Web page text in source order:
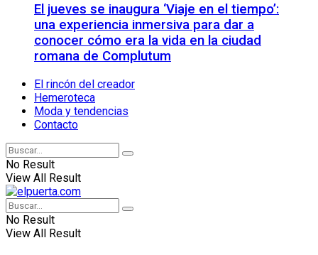
El jueves se inaugura ‘Viaje en el tiempo’:
una experiencia inmersiva para dar a
conocer cómo era la vida en la ciudad
romana de Complutum
El rincón del creador
Hemeroteca
Moda y tendencias
Contacto
No Result
View All Result
No Result
View All Result